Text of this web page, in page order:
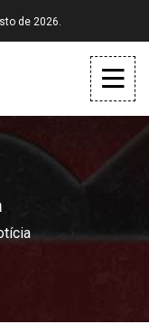
de 2026.